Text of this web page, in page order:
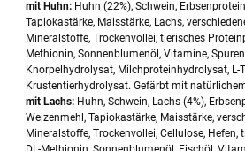
mit Huhn: Huhn (22%), Schwein,
Tapiokastärke, Maisstärke, Lachs,
Mineralstoffe, Trockenvollei, tierisches
Methionin, Sonnenblumenöl, Vitamine,
Knorpelhydrolysat, Milchproteinhydrolysat, L-
Krustentierhydrolysat. Gefärbt mit
mit Lachs: Huhn, Schwein, Lachs (4%),
Weizenmehl, Tapiokastärke, Maisstärke,
Mineralstoffe, Trockenvollei, Cellulose, Hefen,